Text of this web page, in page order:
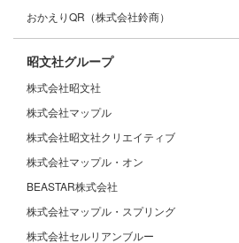
おかえりQR（株式会社鈴商）
昭文社グループ
株式会社昭文社
株式会社マップル
株式会社昭文社クリエイティブ
株式会社マップル・オン
BEASTAR株式会社
株式会社マップル・スプリング
株式会社セルリアンブルー